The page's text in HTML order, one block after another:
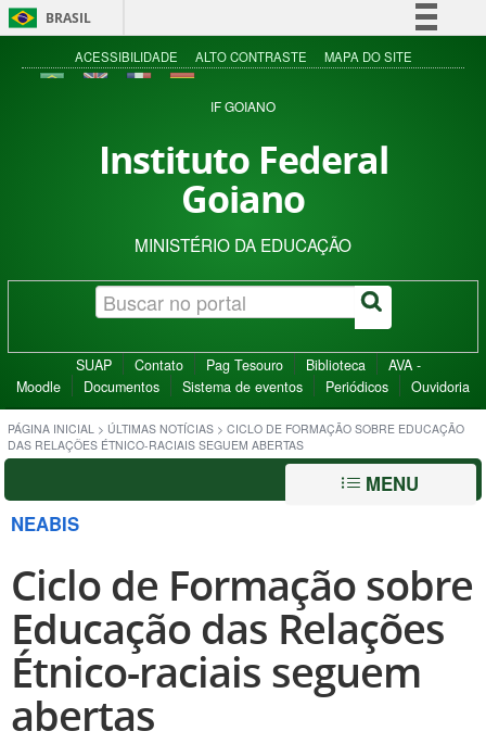
BRASIL
Simplifique!
Acesso à informação
ACESSIBILIDADE ALTO CONTRASTE MAPA DO SITE
IF GOIANO
Instituto Federal
Goiano
MINISTÉRIO DA EDUCAÇÃO
SUAP Contato Pag Tesouro Biblioteca
AVA -
Moodle
Documentos Sistema de eventos Periódicos Ouvidoria
PÁGINA INICIAL > ÚLTIMAS NOTÍCIAS > CICLO DE FORMAÇÃO SOBRE EDUCAÇÃO
DAS RELAÇÕES ÉTNICO-RACIAIS SEGUEM ABERTAS
MENU
NEABIS
Ciclo de Formação sobre
Educação das Relações
Étnico-raciais seguem
abertas